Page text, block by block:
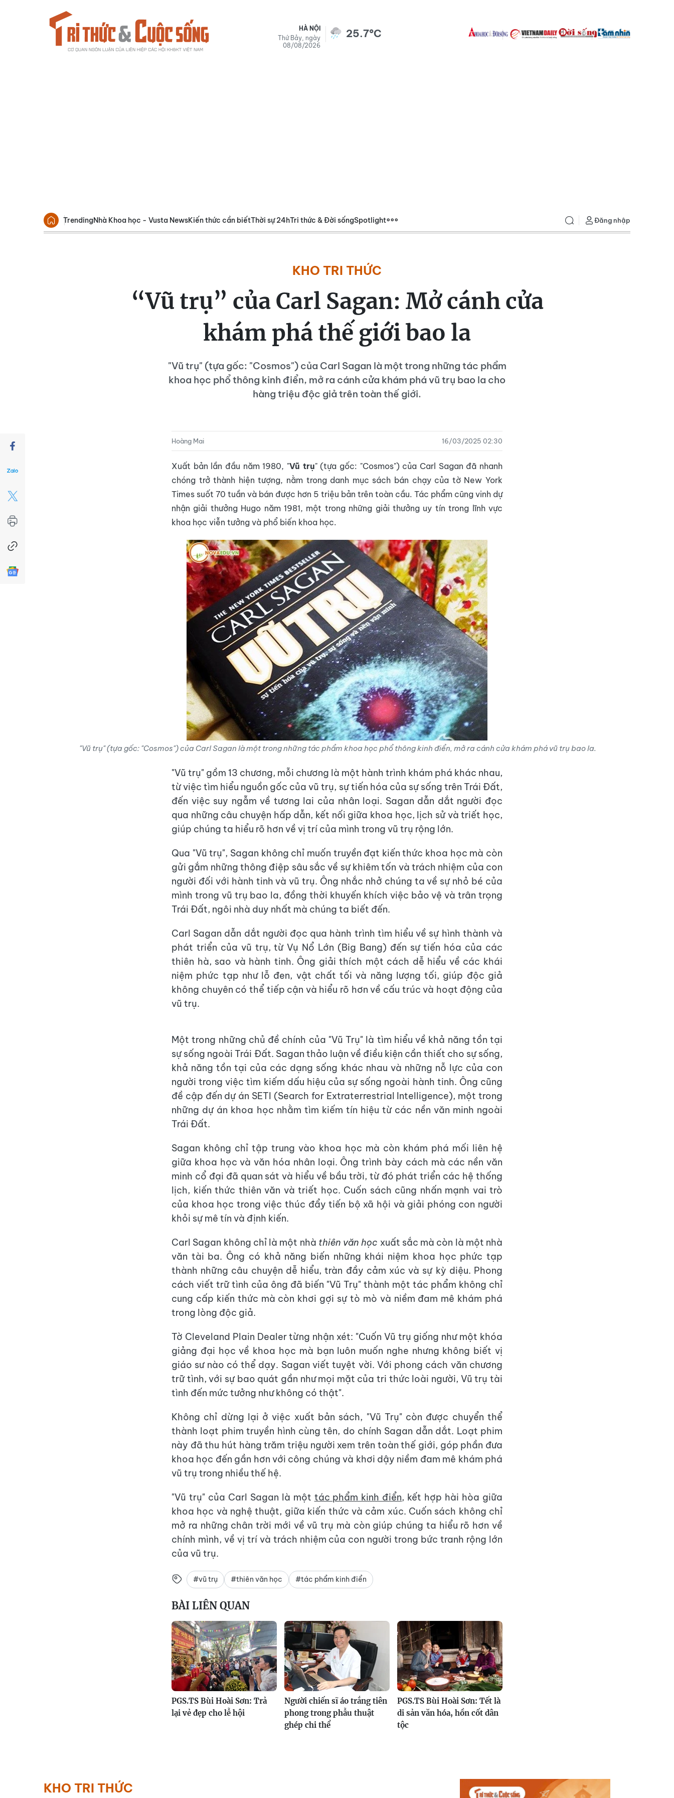
HÀ NỘI
Thứ Bảy, ngày
08/08/2026
25.7°C
TrendingNhà Khoa học - Vusta NewsKiến thức cần biếtThời sự 24hTri thức & Đời sốngSpotlight Đăng nhập
KHO TRI THỨC
“Vũ trụ” của Carl Sagan: Mở cánh cửa
khám phá thế giới bao la
"Vũ trụ" (tựa gốc: "Cosmos") của Carl Sagan là một trong những tác phẩm
khoa học phổ thông kinh điển, mở ra cánh cửa khám phá vũ trụ bao la cho
hàng triệu độc giả trên toàn thế giới.
Hoàng Mai 16/03/2025 02:30
Xuất bản lần đầu năm 1980, "Vũ trụ" (tựa gốc: "Cosmos") của Carl Sagan đã nhanh
chóng trở thành hiện tượng, nằm trong danh mục sách bán chạy của tờ New York
Times suốt 70 tuần và bán được hơn 5 triệu bản trên toàn cầu. Tác phẩm cũng vinh dự
nhận giải thưởng Hugo năm 1981, một trong những giải thưởng uy tín trong lĩnh vực
khoa học viễn tưởng và phổ biến khoa học.
"Vũ trụ" (tựa gốc: "Cosmos") của Carl Sagan là một trong những tác phẩm khoa học phổ thông kinh điển, mở ra cánh cửa khám phá vũ trụ bao la.
"Vũ trụ" gồm 13 chương, mỗi chương là một hành trình khám phá khác nhau,
từ việc tìm hiểu nguồn gốc của vũ trụ, sự tiến hóa của sự sống trên Trái Đất,
đến việc suy ngẫm về tương lai của nhân loại. Sagan dẫn dắt người đọc
qua những câu chuyện hấp dẫn, kết nối giữa khoa học, lịch sử và triết học,
giúp chúng ta hiểu rõ hơn về vị trí của mình trong vũ trụ rộng lớn.
Qua "Vũ trụ", Sagan không chỉ muốn truyền đạt kiến thức khoa học mà còn
gửi gắm những thông điệp sâu sắc về sự khiêm tốn và trách nhiệm của con
người đối với hành tinh và vũ trụ. Ông nhắc nhở chúng ta về sự nhỏ bé của
mình trong vũ trụ bao la, đồng thời khuyến khích việc bảo vệ và trân trọng
Trái Đất, ngôi nhà duy nhất mà chúng ta biết đến.
Carl Sagan dẫn dắt người đọc qua hành trình tìm hiểu về sự hình thành và
phát triển của vũ trụ, từ Vụ Nổ Lớn (Big Bang) đến sự tiến hóa của các
thiên hà, sao và hành tinh. Ông giải thích một cách dễ hiểu về các khái
niệm phức tạp như lỗ đen, vật chất tối và năng lượng tối, giúp độc giả
không chuyên có thể tiếp cận và hiểu rõ hơn về cấu trúc và hoạt động của
vũ trụ.
Một trong những chủ đề chính của "Vũ Trụ" là tìm hiểu về khả năng tồn tại
sự sống ngoài Trái Đất. Sagan thảo luận về điều kiện cần thiết cho sự sống,
khả năng tồn tại của các dạng sống khác nhau và những nỗ lực của con
người trong việc tìm kiếm dấu hiệu của sự sống ngoài hành tinh. Ông cũng
đề cập đến dự án SETI (Search for Extraterrestrial Intelligence), một trong
những dự án khoa học nhằm tìm kiếm tín hiệu từ các nền văn minh ngoài
Trái Đất.
Sagan không chỉ tập trung vào khoa học mà còn khám phá mối liên hệ
giữa khoa học và văn hóa nhân loại. Ông trình bày cách mà các nền văn
minh cổ đại đã quan sát và hiểu về bầu trời, từ đó phát triển các hệ thống
lịch, kiến thức thiên văn và triết học. Cuốn sách cũng nhấn mạnh vai trò
của khoa học trong việc thúc đẩy tiến bộ xã hội và giải phóng con người
khỏi sự mê tín và định kiến.
Carl Sagan không chỉ là một nhà thiên văn học xuất sắc mà còn là một nhà
văn tài ba. Ông có khả năng biến những khái niệm khoa học phức tạp
thành những câu chuyện dễ hiểu, tràn đầy cảm xúc và sự kỳ diệu. Phong
cách viết trữ tình của ông đã biến "Vũ Trụ" thành một tác phẩm không chỉ
cung cấp kiến thức mà còn khơi gợi sự tò mò và niềm đam mê khám phá
trong lòng độc giả.
Tờ Cleveland Plain Dealer từng nhận xét: "Cuốn Vũ trụ giống như một khóa
giảng đại học về khoa học mà bạn luôn muốn nghe nhưng không biết vị
giáo sư nào có thể dạy. Sagan viết tuyệt vời. Với phong cách văn chương
trữ tình, với sự bao quát gần như mọi mặt của tri thức loài người, Vũ trụ tài
tình đến mức tưởng như không có thật".
Không chỉ dừng lại ở việc xuất bản sách, "Vũ Trụ" còn được chuyển thể
thành loạt phim truyền hình cùng tên, do chính Sagan dẫn dắt. Loạt phim
này đã thu hút hàng trăm triệu người xem trên toàn thế giới, góp phần đưa
khoa học đến gần hơn với công chúng và khơi dậy niềm đam mê khám phá
vũ trụ trong nhiều thế hệ.
"Vũ trụ" của Carl Sagan là một tác phẩm kinh điển, kết hợp hài hòa giữa
khoa học và nghệ thuật, giữa kiến thức và cảm xúc. Cuốn sách không chỉ
mở ra những chân trời mới về vũ trụ mà còn giúp chúng ta hiểu rõ hơn về
chính mình, về vị trí và trách nhiệm của con người trong bức tranh rộng lớn
của vũ trụ.
#vũ trụ #thiên văn học #tác phẩm kinh điển
BÀI LIÊN QUAN
PGS.TS Bùi Hoài Sơn: Trả
lại vẻ đẹp cho lễ hội
Người chiến sĩ áo trắng tiên
phong trong phẫu thuật
ghép chi thể
PGS.TS Bùi Hoài Sơn: Tết là
di sản văn hóa, hồn cốt dân
tộc
KHO TRI THỨC